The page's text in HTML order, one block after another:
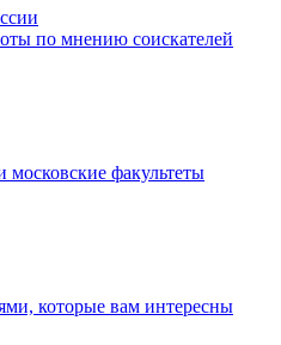
по мнению соискателей
факультеты
которые вам интересны